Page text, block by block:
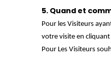
5. Quand et
Pour les Visiteurs
votre visite en
Pour Les Visiteurs